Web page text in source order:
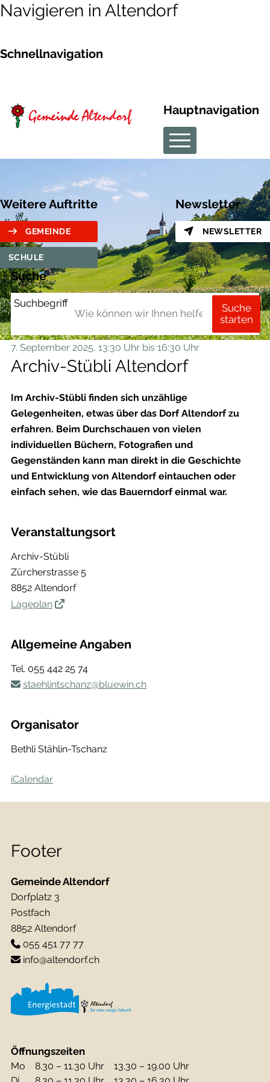
Navigieren in Altendorf
Schnellnavigation
Hauptnavigation
Weitere Auftritte
GEMEINDE
SCHULE
Newsletter
NEWSLETTER
Suche
Suchbegriff
Suche
starten
Archiv-Stübli Altendorf
7. September 2025, 13:30 Uhr bis 16:30 Uhr
Im Archiv-Stübli finden sich unzählige
Gelegenheiten, etwas über das Dorf Altendorf zu
erfahren. Beim Durchschauen von vielen
individuellen Büchern, Fotografien und
Gegenständen kann man direkt in die Geschichte
und Entwicklung von Altendorf eintauchen oder
einfach sehen, wie das Bauerndorf einmal war.
Veranstaltungsort
Archiv-Stübli
Zürcherstrasse 5
8852 Altendorf
Lageplan
Allgemeine Angaben
Tel. 055 442 25 74
staehlintschanz@bluewin.ch
Organisator
Bethli Stählin-Tschanz
iCalendar
Footer
Gemeinde Altendorf
Dorfplatz 3
Postfach
8852 Altendorf
055 451 77 77
info@altendorf.ch
Öffnungszeiten
Mo 8.30 – 11.30 Uhr
13.30 – 19.00 Uhr